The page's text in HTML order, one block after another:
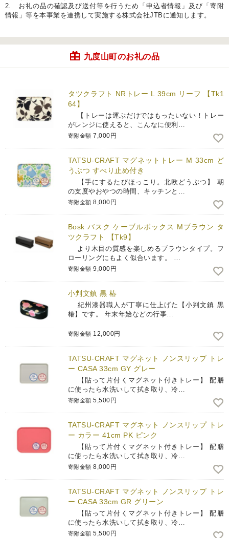
2. お礼の品の確認及び送付等を行うため「申込者情報」及び「寄附
情報」等を本事業を連携して実施する株式会社JTBに通知します。
九度山町のお礼の品
タツクラフト NRトレー L 39cm リーフ 【Tk1
64】
【トレーは運ぶだけではもったいない！トレー
がレンジに使えると、こんなに便利…
寄附金額 7,000円
TATSU-CRAFT マグネットトレー M 33cm ど
うぶつ すべり止め付き
【手にするたびほっこり。北欧どうぶつ】 朝
の支度やおやつの時間、キッチンと…
寄附金額 8,000円
Bosk バスク ケーブルボックス Mブラウン タ
ツクラフト 【Tk9】
より木目の質感を楽しめるブラウンタイプ。フ
ローリングにもよく似合います。 …
寄附金額 9,000円
小判文鎮 黒 椿
紀州漆器職人が丁寧に仕上げた【小判文鎮 黒
椿】です。 年末年始などの行事…
寄附金額 12,000円
TATSU-CRAFT マグネット ノンスリップ トレ
ー CASA 33cm GY グレー
【貼って片付くマグネット付きトレー】 配膳
に使ったら水洗いして拭き取り、冷…
寄附金額 5,500円
TATSU-CRAFT マグネット ノンスリップ トレ
ー カラー 41cm PK ピンク
【貼って片付くマグネット付きトレー】 配膳
に使ったら水洗いして拭き取り、冷…
寄附金額 8,000円
TATSU-CRAFT マグネット ノンスリップ トレ
ー CASA 33cm GR グリーン
【貼って片付くマグネット付きトレー】 配膳
に使ったら水洗いして拭き取り、冷…
寄附金額 5,500円